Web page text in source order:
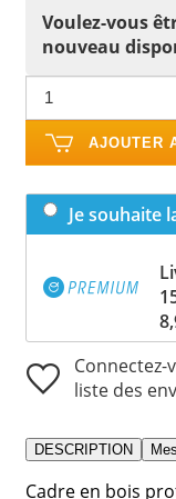
Voulez-vous
nouveau
AJOUTER
Je souhaite
liste des
DESCRIPTION
Cadre en bois